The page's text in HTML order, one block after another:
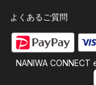
よくあるご質問
NANIWA CONNECT